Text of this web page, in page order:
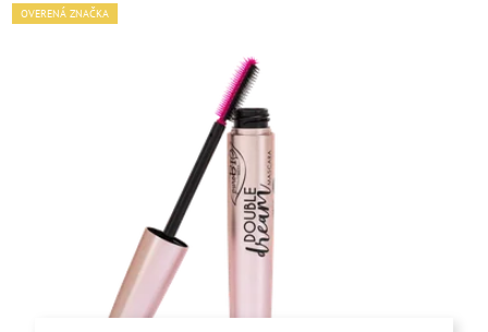
OVERENÁ ZNAČKA